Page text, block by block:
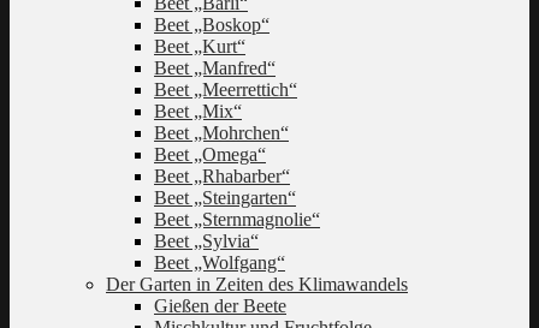
Beet „Boskop“
Beet „Kurt“
Beet „Manfred“
Beet „Meerrettich“
Beet „Mix“
Beet „Mohrchen“
Beet „Omega“
Beet „Rhabarber“
Beet „Steingarten“
Beet „Sternmagnolie“
Beet „Sylvia“
Beet „Wolfgang“
Der Garten in Zeiten des Klimawandels
Gießen der Beete